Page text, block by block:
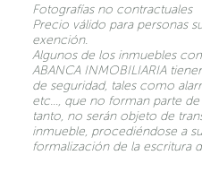
Fotografías no contractuales
Precio válido para personas
exención.
Algunos de los inmuebles
ABANCA INMOBILIARIA
de seguridad, tales como
etc…, que no forman parte
tanto, no serán objeto de
inmueble, procediéndose a
formalización de la escritura